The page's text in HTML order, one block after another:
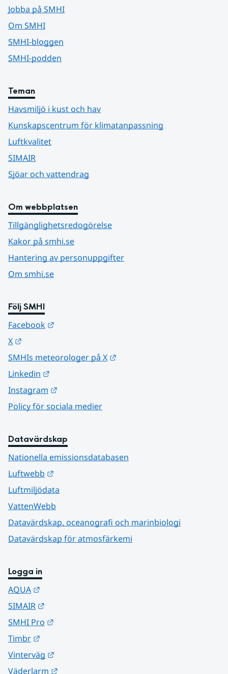
Jobba på SMHI
Om SMHI
SMHI-bloggen
SMHI-podden
Teman
Havsmiljö i kust och hav
Kunskapscentrum för klimatanpassning
Luftkvalitet
SIMAIR
Sjöar och vattendrag
Om webbplatsen
Tillgänglighetsredogörelse
Kakor på smhi.se
Hantering av personuppgifter
Om smhi.se
Följ SMHI
Facebook
X
SMHIs meteorologer på X
Linkedin
Instagram
Policy för sociala medier
Datavärdskap
Nationella emissionsdatabasen
Luftwebb
Luftmiljödata
VattenWebb
Datavärdskap, oceanografi och marinbiologi
Datavärdskap för atmosfärkemi
Logga in
AQUA
SIMAIR
SMHI Pro
Timbr
Vinterväg
Väderlarm